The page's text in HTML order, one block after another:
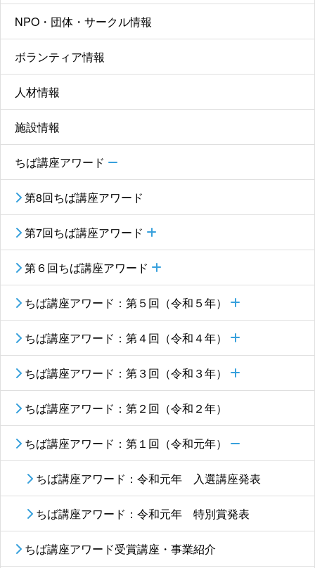
NPO・団体・サークル情報
ボランティア情報
人材情報
施設情報
ちば講座アワード
第8回ちば講座アワード
第7回ちば講座アワード
第６回ちば講座アワード
ちば講座アワード：第５回（令和５年）
ちば講座アワード：第４回（令和４年）
ちば講座アワード：第３回（令和３年）
ちば講座アワード：第２回（令和２年）
ちば講座アワード：第１回（令和元年）
ちば講座アワード：令和元年 入選講座発表
ちば講座アワード：令和元年 特別賞発表
ちば講座アワード受賞講座・事業紹介